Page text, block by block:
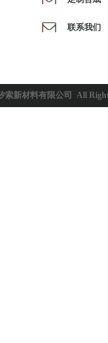
联系我们
索新材料有限公司 All